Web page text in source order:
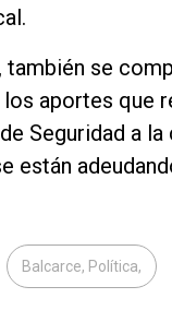
también se
aportes que
Seguridad a la
están
Balcarce, Política,